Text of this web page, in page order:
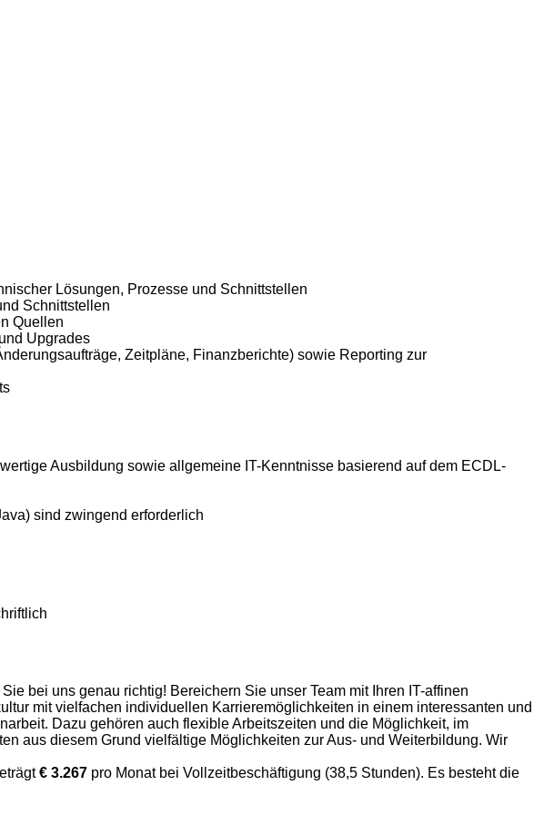
Lösungen, Prozesse und Schnittstellen
Schnittstellen
Quellen
Upgrades
Zeitpläne, Finanzberichte) sowie Reporting zur
Ausbildung sowie allgemeine IT-Kenntnisse basierend auf dem ECDL-
sind zwingend erforderlich
bei uns genau richtig! Bereichern Sie unser Team mit Ihren IT-affinen
mit vielfachen individuellen Karrieremöglichkeiten in einem interessanten und
Dazu gehören auch flexible Arbeitszeiten und die Möglichkeit, im
aus diesem Grund vielfältige Möglichkeiten zur Aus- und Weiterbildung. Wir
€ 3.267 pro Monat bei Vollzeitbeschäftigung (38,5 Stunden). Es besteht die